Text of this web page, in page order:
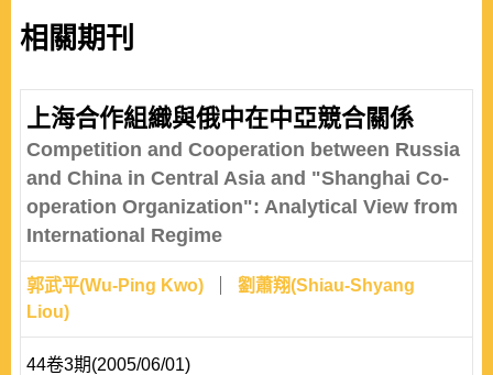
相關期刊
上海合作組織與俄中在中亞競合關係
Competition and Cooperation between Russia
and China in Central Asia and "Shanghai Co-
operation Organization": Analytical View from
International Regime
郭武平(Wu-Ping Kwo)
劉蕭翔(Shiau-Shyang
Liou)
44卷3期(2005/06/01)